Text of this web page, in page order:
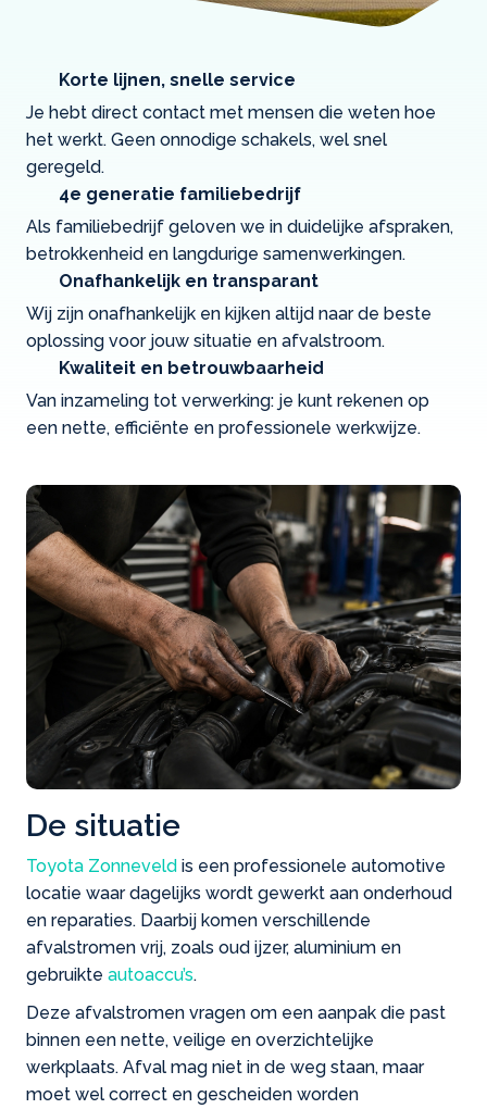
Korte lijnen, snelle service
Je hebt direct contact met mensen die weten hoe
het werkt. Geen onnodige schakels, wel snel
geregeld.
4e generatie familiebedrijf
Als familiebedrijf geloven we in duidelijke afspraken,
betrokkenheid en langdurige samenwerkingen.
Onafhankelijk en transparant
Wij zijn onafhankelijk en kijken altijd naar de beste
oplossing voor jouw situatie en afvalstroom.
Kwaliteit en betrouwbaarheid
Van inzameling tot verwerking: je kunt rekenen op
een nette, efficiënte en professionele werkwijze.
De situatie
Toyota Zonneveld is een professionele automotive
locatie waar dagelijks wordt gewerkt aan onderhoud
en reparaties. Daarbij komen verschillende
afvalstromen vrij, zoals oud ijzer, aluminium en
gebruikte autoaccu’s.
Deze afvalstromen vragen om een aanpak die past
binnen een nette, veilige en overzichtelijke
werkplaats. Afval mag niet in de weg staan, maar
moet wel correct en gescheiden worden